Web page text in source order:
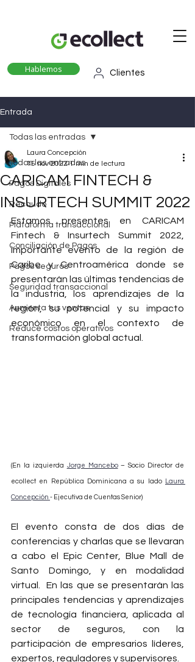
Clientes
Hablemos
Entrada
Todas las entradas
Pagos Digitales
Recaudo
Plataforma transaccional
Conciliación de Pagos
Pagos seguros
Seguridad transaccional
Aumenta tus ventas
Reduce costos operativos
Todas las entradas
CARICAM FINTECH &
INSURTECH SUMMIT 2022
Laura Concepción
15 nov 2022 1 min de lectura
Estamos presentes en CARICAM
Fintech & Insurtech Summit 2022,
importante evento de la región de
Caribe y Centroamérica donde se
presentarán las últimas tendencias de
la industria, los aprendizajes de la
región, su potencial y su impacto
económico en el contexto de
transformación global actual.
(En la izquierda Jorge Mancebo – Socio Director de
ecollect en República Dominicana a su lado Laura
Concepción - Ejecutiva de Cuentas Senior)
El evento consta de dos días de
conferencias y charlas que se llevaran
a cabo el Epic Center, Blue Mall de
Santo Domingo, y en modalidad
virtual. ​
En las que se presentarán las
principales tendencias y aprendizajes
de tecnología financiera, aplicada al
sector de seguros, con la
participación de empresarios líderes,
expertos, reguladores y supervisores.​